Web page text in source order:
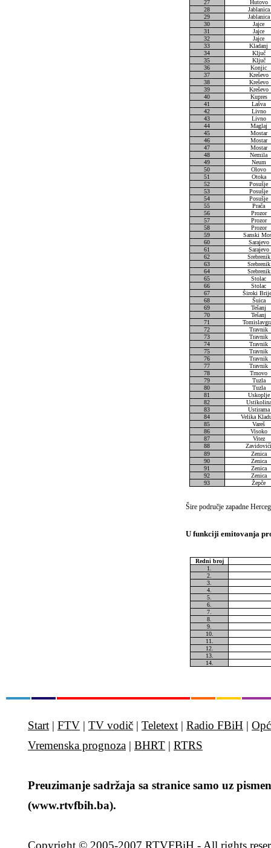
27
Hutovo
28
Jablanica
29
Jablanica
30
Jajce
31
Jajce
32
Jajce
33
Kladanj
34
Ključ
35
Ključ
36
Konjic
37
Kreševo
38
Kreševo
39
Kreševo
40
Kupres
41
Lašva
42
Livno
43
Livno
44
Maglaj
45
Mostar
46
Mostar
47
Mostar
48
Nemila
49
Neum
50
Olovo
51
Otoka
52
Posušje
53
Posušje
54
Posušje
55
Prača
56
Prozor
57
Prozor
58
Prozor
59
Sanski
60
Sarajevo
61
Sarajevo
62
Srebrenik
63
Srebrenik
64
Srebrenik
65
Stolac
66
Stolac
67
Široki
68
Šuica
69
Tešanj
70
Tešanj
71
72
Travnik
73
Travnik
74
Travnik
75
Travnik
76
Travnik
77
Travnik
78
Trnovo
79
Tuzla
80
Tuzla
81
Uskoplje
82
Ustikolina
83
Ustirama
84
Velika
85
Vareš
86
Visoko
87
Vitez
88
89
Zenica
90
Zenica
91
Zenica
92
Zenica
93
Žepče
Šire područje zapadne
U funkciji emitovanja
Redni broj
1.
2.
3.
4.
5.
6.
7.
8.
9.
10.
11.
12.
13.
14.
Start | FTV | TV vodič | Teletext | Radio FBiH |
Vremenska prognoza | BHRT | RTRS
Preuzimanje sadržaja sa stranice samo uz
(www.rtvfbih.ba).
Copyright © 2005-2007 RTVFBiH - All rights